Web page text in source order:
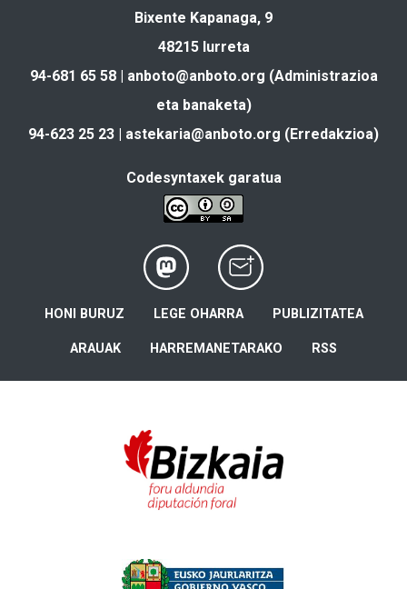
Bixente Kapanaga, 9
48215 Iurreta
94-681 65 58 | anboto@anboto.org (Administrazioa
eta banaketa)
94-623 25 23 | astekaria@anboto.org (Erredakzioa)
Codesyntaxek garatua
HONI BURUZ LEGE OHARRA PUBLIZITATEA
ARAUAK HARREMANETARAKO RSS